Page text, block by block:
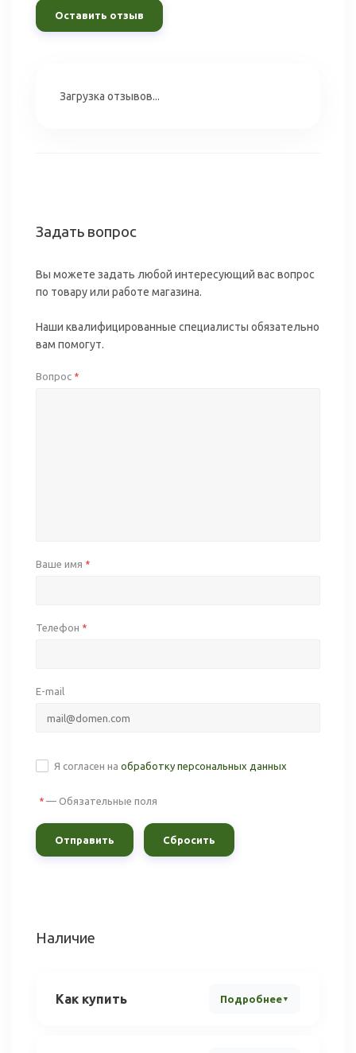
Оставить отзыв
Загрузка отзывов...
Задать вопрос
Вы можете задать любой интересующий вас вопрос
по товару или работе магазина.
Наши квалифицированные специалисты обязательно
вам помогут.
Вопрос *
Ваше имя *
Телефон *
E-mail
Я согласен на обработку персональных данных
* — Обязательные поля
Сбросить
Наличие
Как купить Подробнее